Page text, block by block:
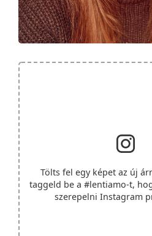
Tölts fel egy képet az új
taggeld be a #lentiamo-t,
szerepelni Instagram